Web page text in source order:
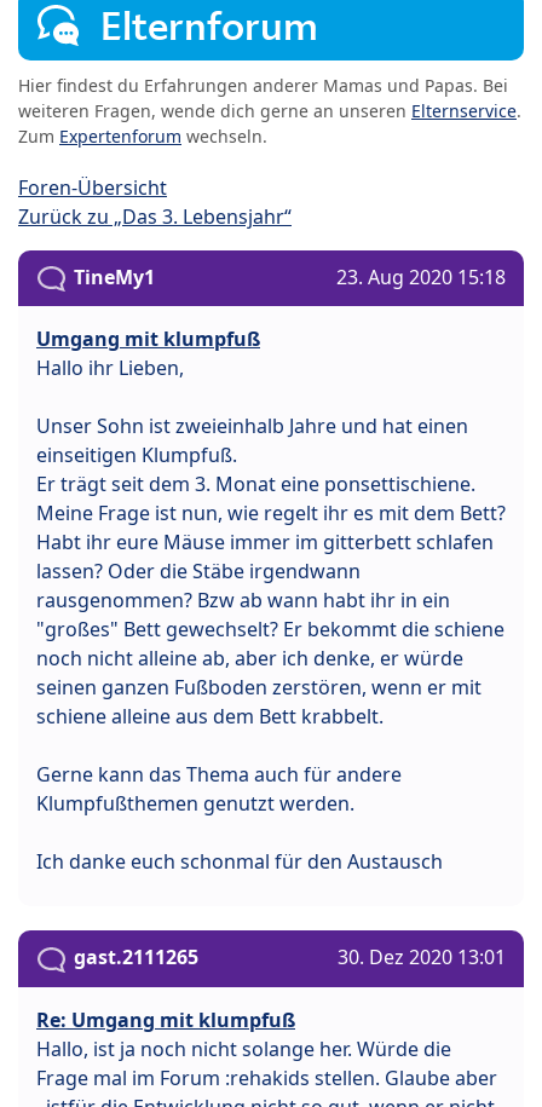
Elternforum
Hier findest du Erfahrungen anderer Mamas und Papas. Bei
weiteren Fragen, wende dich gerne an unseren Elternservice.
Zum Expertenforum wechseln.
Foren-Übersicht
Zurück zu „Das 3. Lebensjahr“
TineMy1 23. Aug 2020 15:18
Umgang mit klumpfuß
Hallo ihr Lieben,
Unser Sohn ist zweieinhalb Jahre und hat einen
einseitigen Klumpfuß.
Er trägt seit dem 3. Monat eine ponsettischiene.
Meine Frage ist nun, wie regelt ihr es mit dem Bett?
Habt ihr eure Mäuse immer im gitterbett schlafen
lassen? Oder die Stäbe irgendwann
rausgenommen? Bzw ab wann habt ihr in ein
"großes" Bett gewechselt? Er bekommt die schiene
noch nicht alleine ab, aber ich denke, er würde
seinen ganzen Fußboden zerstören, wenn er mit
schiene alleine aus dem Bett krabbelt.
Gerne kann das Thema auch für andere
Klumpfußthemen genutzt werden.
Ich danke euch schonmal für den Austausch
gast.2111265 30. Dez 2020 13:01
Re: Umgang mit klumpfuß
Hallo, ist ja noch nicht solange her. Würde die
Frage mal im Forum :rehakids stellen. Glaube aber